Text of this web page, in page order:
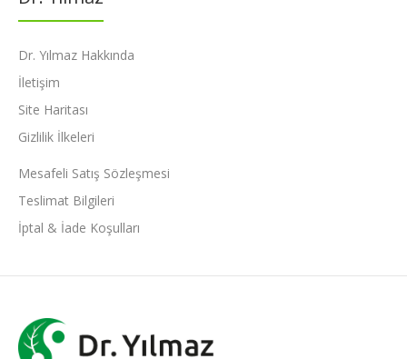
Dr. Yılmaz Hakkında
İletişim
Site Haritası
Gizlilik İlkeleri
Mesafeli Satış Sözleşmesi
Teslimat Bilgileri
İptal & İade Koşulları